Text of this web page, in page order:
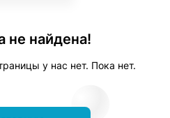
не найдена!
у нас нет. Пока нет.